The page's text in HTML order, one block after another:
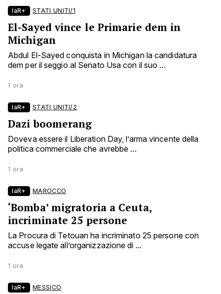
laR+ STATI UNITI/1
El-Sayed vince le Primarie dem in
Michigan
Abdul El-Sayed conquista in Michigan la candidatura
dem per il seggio al Senato Usa con il suo ...
1 ora
laR+ STATI UNITI/2
Dazi boomerang
Doveva essere il Liberation Day, l’arma vincente della
politica commerciale che avrebbe ...
1 ora
laR+ MAROCCO
‘Bomba’ migratoria a Ceuta,
incriminate 25 persone
La Procura di Tetouan ha incriminato 25 persone con
accuse legate all’organizzazione di ...
1 ora
laR+ MESSICO